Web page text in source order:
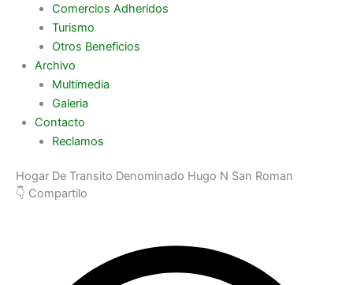
Comercios Adheridos
Turismo
Otros Beneficios
Archivo
Multimedia
Galeria
Contacto
Reclamos
Hogar De Transito Denominado Hugo N San Roman
👇 Compartilo